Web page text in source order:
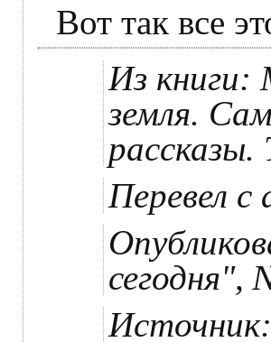
Вот так все
Из книги:
земля.
рассказы.
Перевел
сегодня",
Источник: